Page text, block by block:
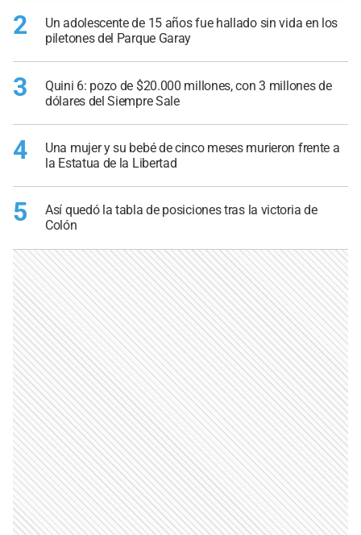
2
Un adolescente de 15 años fue hallado sin vida en los
piletones del Parque Garay
3
Quini 6: pozo de $20.000 millones, con 3 millones de
dólares del Siempre Sale
4
Una mujer y su bebé de cinco meses murieron frente a
la Estatua de la Libertad
5
Así quedó la tabla de posiciones tras la victoria de
Colón